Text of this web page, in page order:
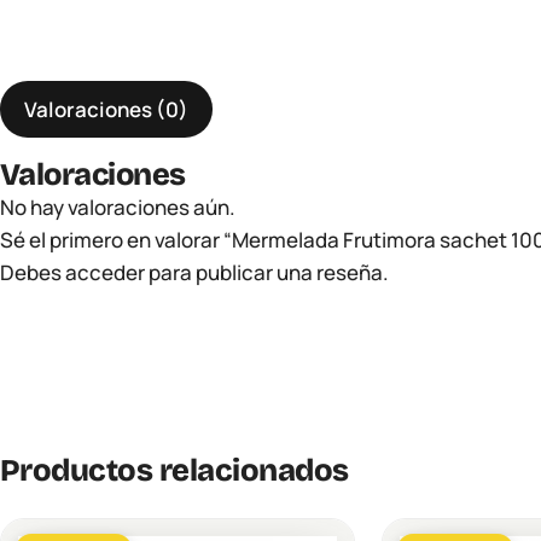
Valoraciones (0)
Valoraciones
No hay valoraciones aún.
Sé el primero en valorar “Mermelada Frutimora sachet
Debesaccederpara publicar una reseña.
Productos relacionados